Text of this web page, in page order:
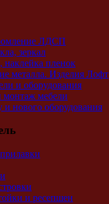
ЛДСП
зеркал
наклейка пленок
металла. Изделия Лофт
и оборудования
мебели
и нового оборудования
и ресепшен